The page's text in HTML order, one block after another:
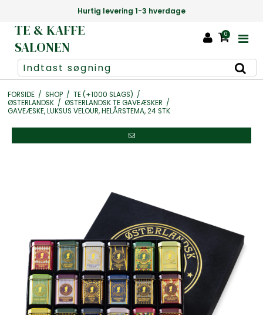
Hurtig levering 1-3 hverdage
TE & KAFFE
SALONEN
0
FORSIDE / SHOP / TE (+1000 SLAGS) /
ØSTERLANDSK / ØSTERLANDSK TE GAVEÆSKER /
GAVEÆSKE, LUKSUS VELOUR, HELÅRSTEMA, 24 STK